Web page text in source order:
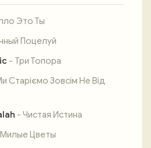
Это Ты
Поцелуй
- Три Топора
Старіємо Зовсім Не Від
- Чистая Истина
Цветы